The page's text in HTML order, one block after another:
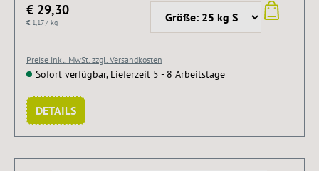
€ 29,30
€ 1,17 / kg
Preise inkl. MwSt. zzgl. Versandkosten
Sofort verfügbar, Lieferzeit 5 - 8 Arbeitstage
DETAILS